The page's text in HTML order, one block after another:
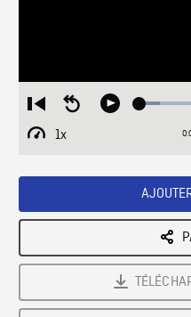
Restart
from
beginning
Seek
Play
1x
Playback